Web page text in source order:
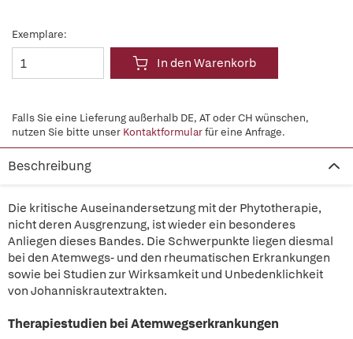
Exemplare:
In den Warenkorb
Falls Sie eine Lieferung außerhalb DE, AT oder CH wünschen,
nutzen Sie bitte unser Kontaktformularfür eine Anfrage.
Beschreibung
Die kritische Auseinandersetzung mit der Phytotherapie,
nicht deren Ausgrenzung, ist wieder ein besonderes
Anliegen dieses Bandes. Die Schwerpunkte liegen diesmal
bei den Atemwegs- und den rheumatischen Erkrankungen
sowie bei Studien zur Wirksamkeit und Unbedenklichkeit
von Johanniskrautextrakten.
Therapiestudien bei Atemwegserkrankungen